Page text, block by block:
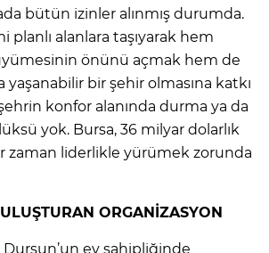
bütün izinler alınmış durumda.
planlı alanlara taşıyarak hem
önünü açmak hem de
yaşanabilir bir şehir olmasına katkı
konfor alanında durma ya da
yok. Bursa, 36 milyar dolarlık
zaman liderlikle yürümek zorunda
ORGANİZASYON
ev sahipliğinde